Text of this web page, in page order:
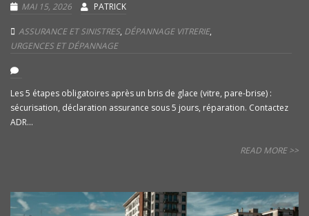
MAI 15, 2026 PATRICK
ASSURANCE ET SINISTRES, DÉPANNAGE VITRERIE,
URGENCES ET DÉPANNAGE
Les 5 étapes obligatoires après un bris de glace (vitre, pare-brise) :
sécurisation, déclaration assurance sous 5 jours, réparation. Contactez
ADR...
READ MORE >>